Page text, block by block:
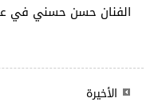
الفنان حسن حسني في
الأخيرة